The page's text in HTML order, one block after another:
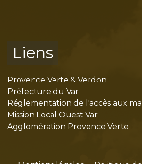
Liens
Provence Verte & Verdon
Préfecture du Var
Réglementation de l'accès aux
Mission Local Ouest Var
Agglomération Provence Verte